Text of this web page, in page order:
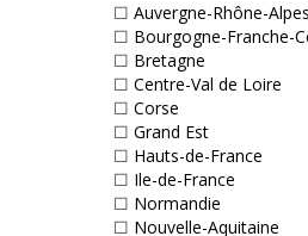
☐ Auvergne-Rhône-Alpes
☐ Bourgogne-Franche-
☐ Bretagne
☐ Centre-Val de Loire
☐ Corse
☐ Grand Est
☐ Hauts-de-France
☐ Ile-de-France
☐ Normandie
☐ Nouvelle-Aquitaine